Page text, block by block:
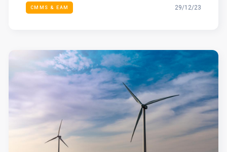
CMMS & EAM 29/12/23